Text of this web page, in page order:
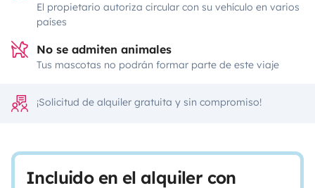
El propietario autoriza circular con su vehículo en varios
países
No se admiten animales
Tus mascotas no podrán formar parte de este viaje
¡Solicitud de alquiler gratuita y sin compromiso!
Incluido en el alquiler con